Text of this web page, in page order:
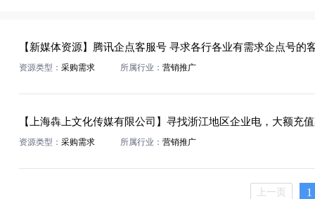
资源类型： 采购需求 所属行业： 营销推广
【上海犇上文化传媒有限公司】寻找浙江地区企业电，大额充
资源类型： 采购需求 所属行业： 营销推广
上一页 1